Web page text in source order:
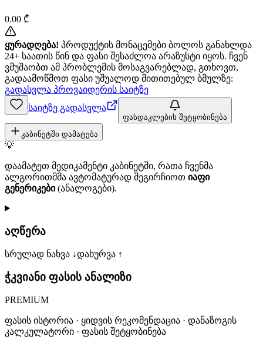
0.00 ₾
ყურადღება! პროდუქტის მონაცემები ბოლოს განახლდა
24+ საათის წინ და ფასი შესაძლოა არაზუსტი იყოს. ჩვენ
ვმუშაობთ ამ პრობლემის მოსაგვარებლად, გთხოვთ,
გადაამოწმოთ ფასი უშუალოდ მითითებულ ბმულზე:
გადასვლა პროვაიდერის საიტზე
საიტზე გადასვლა
ფასდაკლების შეტყობინება
კაბინეტში დამატება
💡
დაამატეთ მედიკამენტი კაბინეტში, რათა ჩვენმა
ალგორითმმა ავტომატურად შეგირჩიოთ იაფი
გენერიკები(ანალოგები).
აღწერა
სრულად ნახვა ↓დახურვა ↑
ჭკვიანი ფასის ანალიზი
PREMIUM
ფასის ისტორია · ყიდვის რეკომენდაცია · დანაზოგის
კალკულატორი · ფასის შეტყობინება